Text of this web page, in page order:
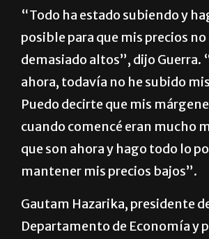
“Todo ha estado subiendo y
posible para que mis precios no
demasiado altos”, dijo Guerra.
ahora, todavía no he subido
Puedo decirte que mis
cuando comencé eran mucho
que son ahora y hago todo lo
mantener mis precios bajos”.
Gautam Hazarika, presidente
Departamento de Economía y